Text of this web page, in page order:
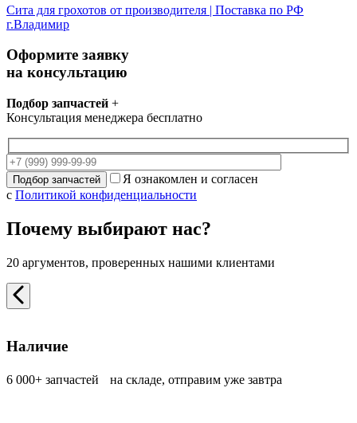
Сита для грохотов от производителя | Поставка по РФ
г.Владимир
Оформите заявку
на консультацию
Подбор запчастей +
Консультация менеджера бесплатно
Я ознакомлен и согласен
с Политикой конфиденциальности
Почему выбирают нас?
20 аргументов, проверенных нашими клиентами
Наличие
6 000+ запчастей на складе, отправим уже завтра